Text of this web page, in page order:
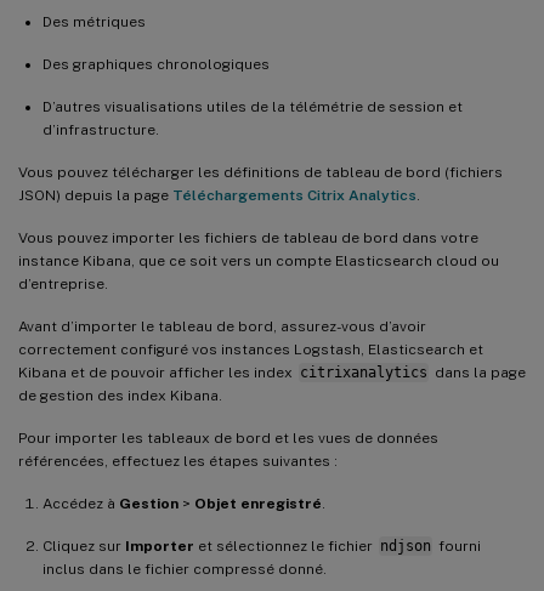
}
Des métriques
Des graphiques chronologiques
D’autres visualisations utiles de la télémétrie de session et
d’infrastructure.
Vous pouvez télécharger les définitions de tableau de bord (fichiers
JSON) depuis la page Téléchargements Citrix Analytics.
Vous pouvez importer les fichiers de tableau de bord dans votre
instance Kibana, que ce soit vers un compte Elasticsearch cloud ou
d’entreprise.
Avant d’importer le tableau de bord, assurez-vous d’avoir
correctement configuré vos instances Logstash, Elasticsearch et
Kibana et de pouvoir afficher les index citrixanalytics dans la page
de gestion des index Kibana.
Pour importer les tableaux de bord et les vues de données
référencées, effectuez les étapes suivantes :
Accédez à Gestion > Objet enregistré.
Cliquez sur Importer et sélectionnez le fichier ndjson fourni
inclus dans le fichier compressé donné.